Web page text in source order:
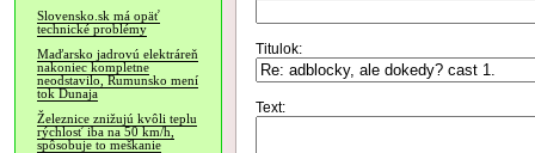
Slovensko.sk má opäť
technické problémy
Maďarsko jadrovú elektráreň
nakoniec kompletne
neodstavilo, Rumunsko mení
tok Dunaja
Železnice znižujú kvôli teplu
rýchlosť iba na 50 km/h,
spôsobuje to meškanie
Titulok:
Text: